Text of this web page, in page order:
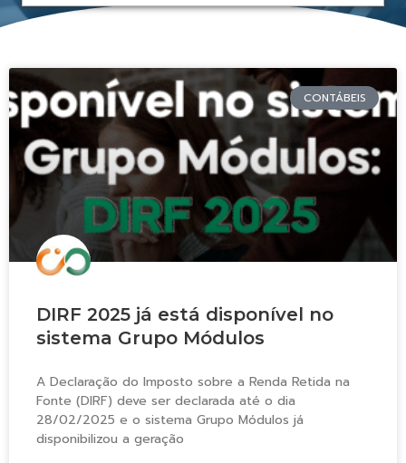
CONTÁBEIS
DIRF 2025 já está disponível no
sistema Grupo Módulos
A Declaração do Imposto sobre a Renda Retida na
Fonte (DIRF) deve ser declarada até o dia
28/02/2025 e o sistema Grupo Módulos já
disponibilizou a geração